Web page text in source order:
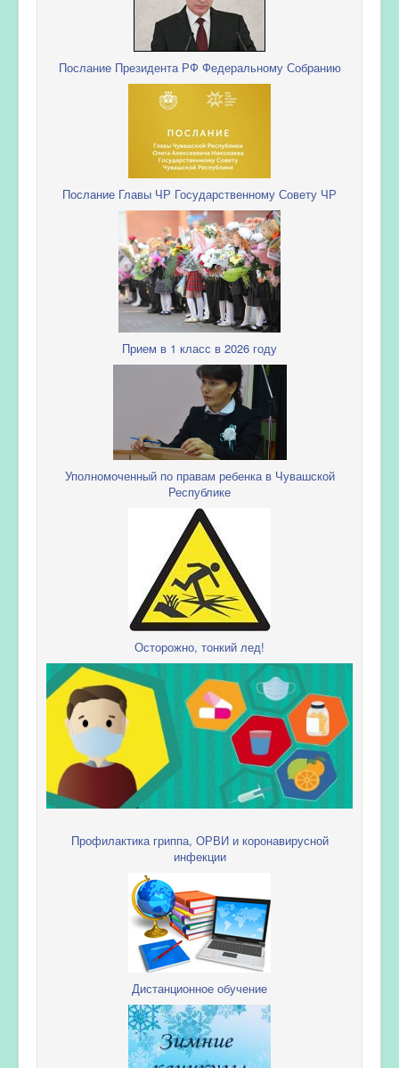
Послание Президента РФ Федеральному Собранию
Послание Главы ЧР Государственному Совету ЧР
Прием в 1 класс в 2026 году
Уполномоченный по правам ребенка в Чувашской
Республике
Осторожно, тонкий лед!
Профилактика гриппа, ОРВИ и коронавирусной
инфекции
Дистанционное обучение